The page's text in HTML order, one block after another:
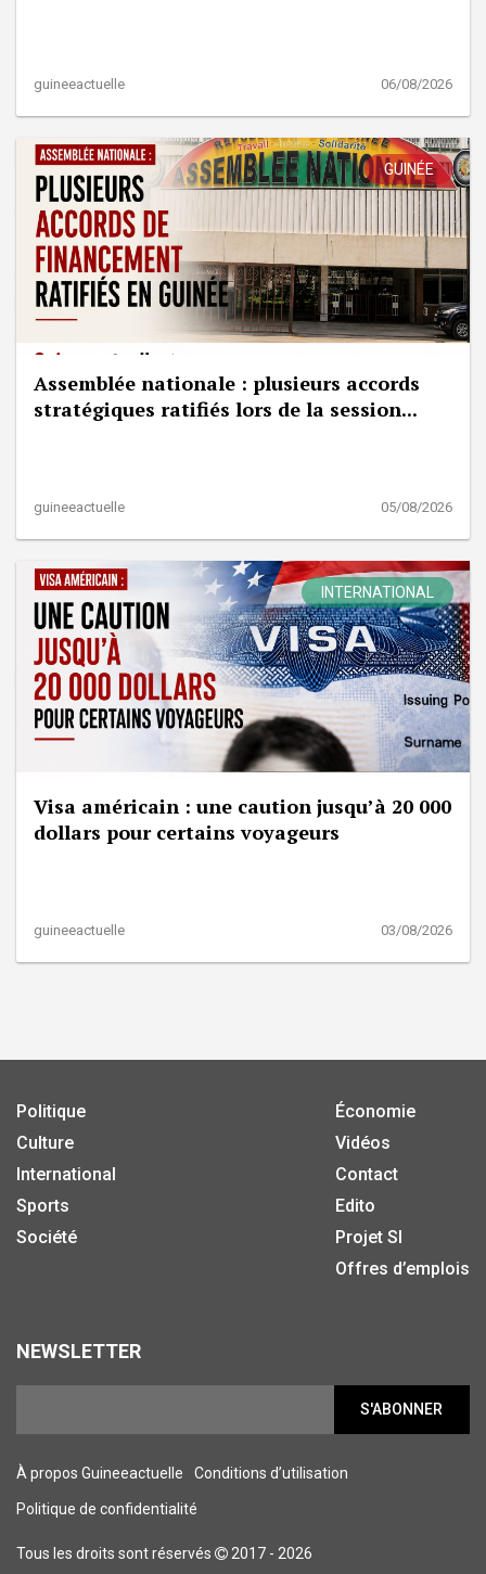
guineeactuelle 06/08/2026
GUINÉE
Assemblée nationale : plusieurs accords
stratégiques ratifiés lors de la session...
guineeactuelle 05/08/2026
INTERNATIONAL
Visa américain : une caution jusqu’à 20 000
dollars pour certains voyageurs
guineeactuelle 03/08/2026
Politique
Culture
International
Sports
Société
Économie
Vidéos
Contact
Edito
Projet SI
Offres d’emplois
NEWSLETTER
S'ABONNER
À propos Guineeactuelle Conditions d’utilisation
Politique de confidentialité
Tous les droits sont réservés 2017 - 2026